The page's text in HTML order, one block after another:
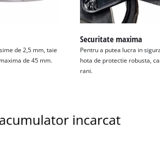
to trackers that are not disclosed to the
visitor. The website owner needs to setup
to the list of technologies used.
Powered by
Usercentrics Consent
Management Platform
de 2,5 mm, taie
de 45 mm.
Securitate maxima
Pentru a putea lucra in
hota de protectie robusta,
rani.